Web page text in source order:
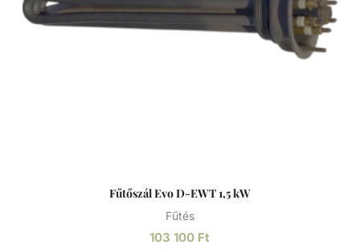
Fűtőszál Evo D-EWT 1,5 kW
Fűtés
103 100 Ft